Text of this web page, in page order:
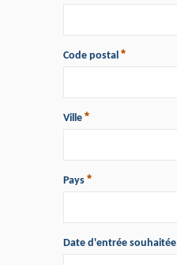
Code postal
Ville
Pays
Date d'entrée souhaitée